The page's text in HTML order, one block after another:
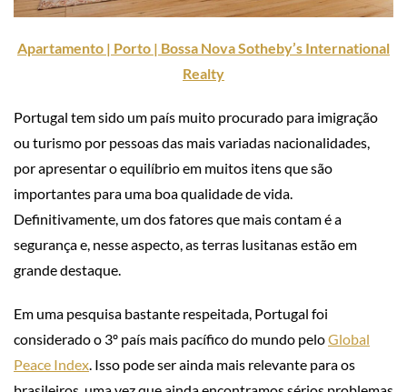
Apartamento | Porto | Bossa Nova Sotheby’s International
Realty
Portugal tem sido um país muito procurado para imigração
ou turismo por pessoas das mais variadas nacionalidades,
por apresentar o equilíbrio em muitos itens que são
importantes para uma boa qualidade de vida.
Definitivamente, um dos fatores que mais contam é a
segurança e, nesse aspecto, as terras lusitanas estão em
grande destaque.
Em uma pesquisa bastante respeitada, Portugal foi
considerado o 3º país mais pacífico do mundo peloGlobal
Peace Index . Isso pode ser ainda mais relevante para os